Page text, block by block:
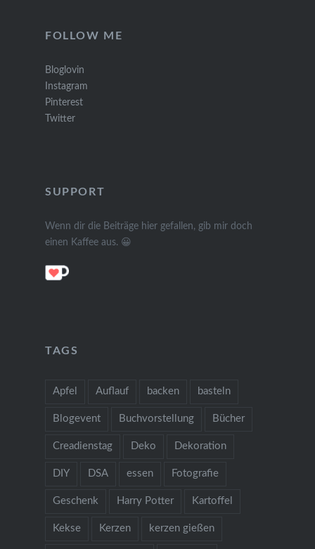
FOLLOW ME
Bloglovin
Instagram
Pinterest
Twitter
SUPPORT
Wenn dir die Beiträge hier gefallen, gib mir doch
einen Kaffee aus. 😀
TAGS
Apfel Auflauf backen basteln
Blogevent Buchvorstellung Bücher
Creadienstag Deko Dekoration
DIY DSA essen Fotografie
Geschenk Harry Potter Kartoffel
Kekse Kerzen kerzen gießen